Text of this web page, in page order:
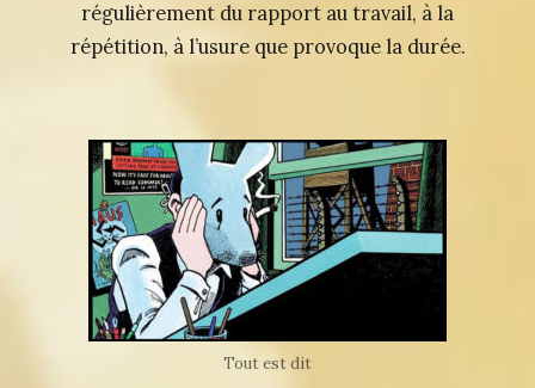
régulièrement du rapport au travail, à la
répétition, à l’usure que provoque la durée.
Tout est dit